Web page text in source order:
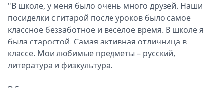
"В школе, у меня было очень много друзей. Наши
посиделки с гитарой после уроков было самое
классное беззаботное и весёлое время. В школе я
была старостой. Самая активная отличница в
классе. Мои любимые предметы – русский,
литература и физкультура.